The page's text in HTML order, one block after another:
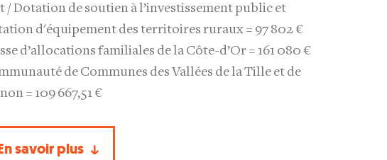
/ Dotation de soutien à l’investissement public et
d'équipement des territoires ruraux = 97 802 €
d’allocations familiales de la Côte-d’Or = 161 080 €
de Communes des Vallées de la Tille et de
= 109 667,51 €
savoir plus